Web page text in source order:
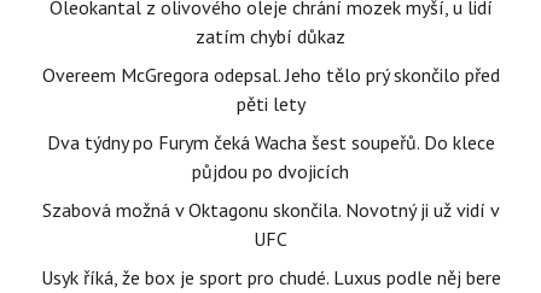
Oleokantal z olivového oleje chrání mozek myší, u lidí
zatím chybí důkaz
Overeem McGregora odepsal. Jeho tělo prý skončilo před
pěti lety
Dva týdny po Furym čeká Wacha šest soupeřů. Do klece
půjdou po dvojicích
Szabová možná v Oktagonu skončila. Novotný ji už vidí v
UFC
Usyk říká, že box je sport pro chudé. Luxus podle něj bere